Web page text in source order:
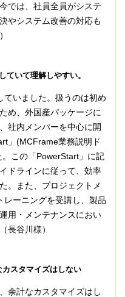
では、社員全員がシステ
やシステム改善の対応も
ていて理解しやすい。
いました。扱うのは初め
め、外国産パッケージに
社内メンバーを中心に開
」(MCFrame業務説明ド
この「PowerStart」に記
ドラインに従って、効率
。また、プロジェクトメ
レーニングを受講し、製品
用・メンテナンスにおい
長谷川様）
スタマイズはしない
余計なカスタマイズはし